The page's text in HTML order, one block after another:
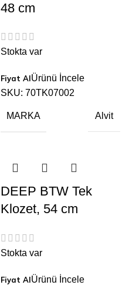
48 cm
Stokta var
Ürünü İncele
SKU: 70TK07002
MARKA Alvit
DEEP BTW Tek
Klozet, 54 cm
Stokta var
Ürünü İncele